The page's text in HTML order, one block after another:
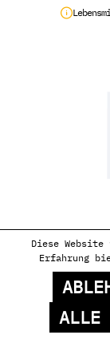
Diese Website
Erfahrung
ALLE